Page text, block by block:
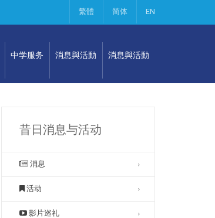
繁體 简体 EN
中学服务 消息與活動 消息與活動
昔日消息与活动
消息
活动
影片巡礼